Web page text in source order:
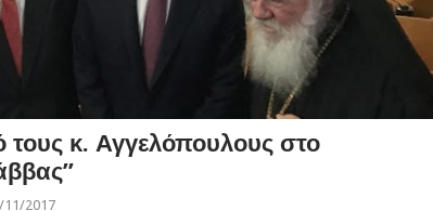
κ. Αγγελόπουλους στο
11/2017